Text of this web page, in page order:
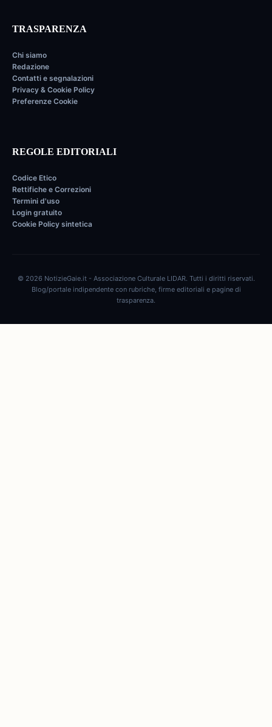
TRASPARENZA
Chi siamo
Redazione
Contatti e segnalazioni
Privacy & Cookie Policy
Preferenze Cookie
REGOLE EDITORIALI
Codice Etico
Rettifiche e Correzioni
Termini d'uso
Login gratuito
Cookie Policy sintetica
© 2026 NotizieGaie.it - Associazione Culturale LIDAR. Tutti i diritti riservati.
Blog/portale indipendente con rubriche, firme editoriali e pagine di
trasparenza.